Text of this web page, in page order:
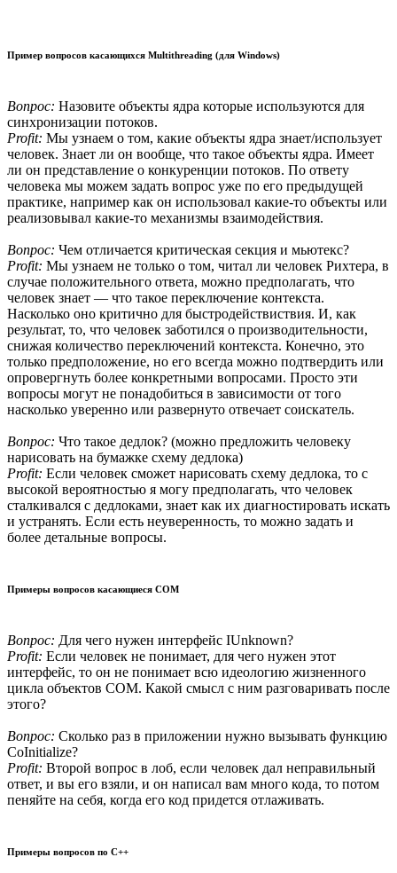
Пример вопросов касающихся Multithreading (для Windows)
Вопрос: Назовите объекты ядра которые используются для
синхронизации потоков.
Profit: Мы узнаем о том, какие объекты ядра знает/использует
человек. Знает ли он вообще, что такое объекты ядра. Имеет
ли он представление о конкуренции потоков. По ответу
человека мы можем задать вопрос уже по его предыдущей
практике, например как он использовал какие-то объекты или
реализовывал какие-то механизмы взаимодействия.
Вопрос: Чем отличается критическая секция и мьютекс?
Profit: Мы узнаем не только о том, читал ли человек Рихтера, в
случае положительного ответа, можно предполагать, что
человек знает — что такое переключение контекста.
Насколько оно критично для быстродействиствия. И, как
результат, то, что человек заботился о производительности,
снижая количество переключений контекста. Конечно, это
только предположение, но его всегда можно подтвердить или
опровергнуть более конкретными вопросами. Просто эти
вопросы могут не понадобиться в зависимости от того
насколько уверенно или развернуто отвечает соискатель.
Вопрос: Что такое дедлок? (можно предложить человеку
нарисовать на бумажке схему дедлока)
Profit: Если человек сможет нарисовать схему дедлока, то с
высокой вероятностью я могу предполагать, что человек
сталкивался с дедлоками, знает как их диагностировать искать
и устранять. Если есть неуверенность, то можно задать и
более детальные вопросы.
Примеры вопросов касающиеся COM
Вопрос: Для чего нужен интерфейс IUnknown?
Profit: Если человек не понимает, для чего нужен этот
интерфейс, то он не понимает всю идеологию жизненного
цикла объектов COM. Какой смысл с ним разговаривать после
этого?
Вопрос: Сколько раз в приложении нужно вызывать функцию
CoInitialize?
Profit: Второй вопрос в лоб, если человек дал неправильный
ответ, и вы его взяли, и он написал вам много кода, то потом
пеняйте на себя, когда его код придется отлаживать.
Примеры вопросов по C++